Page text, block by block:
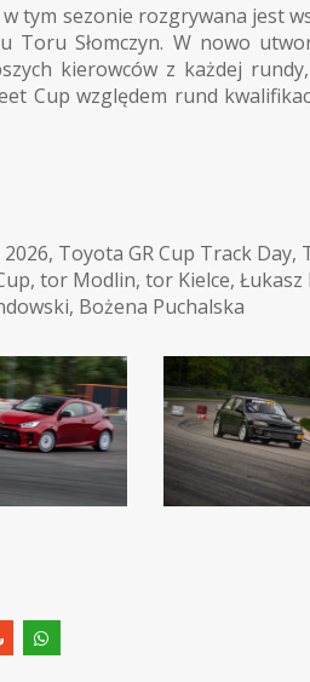
w tym sezonie rozgrywana jest
Toru Słomczyn. W nowo
kierowców z każdej
Cup względem rund
, Toyota GR Cup Track Day,
, tor Modlin, tor Kielce, Łukasz
, Bożena Puchalska